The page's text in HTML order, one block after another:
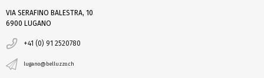
VIA SERAFINO BALESTRA, 10
6900 LUGANO
+41 (0) 91 2520780
lugano@belluzzo.ch